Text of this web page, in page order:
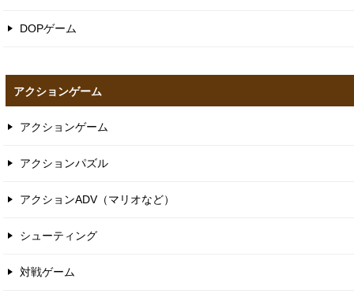
DOPゲーム
アクションゲーム
アクションゲーム
アクションパズル
アクションADV（マリオなど）
シューティング
対戦ゲーム